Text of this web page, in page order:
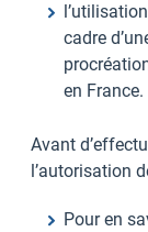
cadre
en France.
Avant
l’autorisation
Pour en